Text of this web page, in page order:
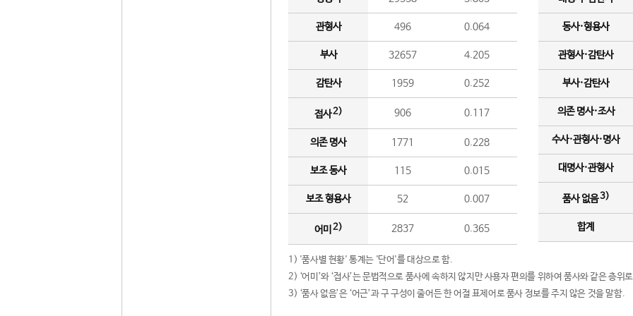
관형사 496 0.064
부사 32657 4.205
감탄사 1959 0.252
접사2) 906 0.117
의존 명사 1771 0.228
보조 동사 115 0.015
보조 형용사 52 0.007
어미 2) 2837 0.365
동사·형용사
관형사·감탄사
부사·감탄사
의존 명사·조사
수사·관형사·명사
대명사·관형사
품사 없음3)
합계
1) '품사별 현황' 통계는 '단어'를 대상으로 함.
2) ‘어미’와 ‘접사’는 문법적으로 품사에 속하지 않지만 사용자 편의를 위하여 품사와 같은 층위
3) ‘품사 없음’은 ‘어근’과 구 구성이 줄어든 한 어절 표제어로 품사 정보를 주지 않은 것을 말함.